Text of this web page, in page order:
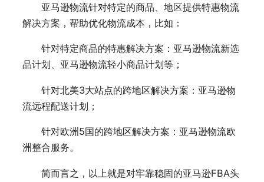
亚马逊物流针对特定的商品、地区提供特惠物流
解决方案，帮助优化物流成本，比如：
针对特定商品的特惠解决方案：亚马逊物流新选
品计划、亚马逊物流轻小商品计划等；
针对北美3大站点的跨地区解决方案：亚马逊物
流远程配送计划；
针对欧洲5国的跨地区解决方案：亚马逊物流欧
洲整合服务。
简而言之，以上就是对牢靠稳固的亚马逊FBA头